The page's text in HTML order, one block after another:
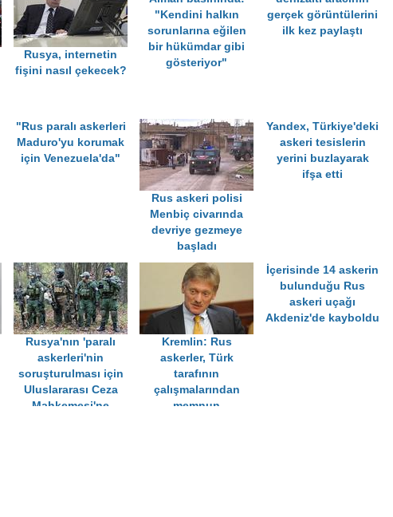
Rusya, internetin
fişini nasıl çekecek?
"Kendini halkın
sorunlarına eğilen
bir hükümdar gibi
gösteriyor"
gerçek görüntülerini
ilk kez paylaştı
"Rus paralı askerleri
Maduro'yu korumak
için Venezuela'da"
Rus askeri polisi
Menbiç civarında
devriye gezmeye
başladı
Yandex, Türkiye'deki
askeri tesislerin
yerini buzlayarak
ifşa etti
Rusya'nın 'paralı
askerleri'nin
soruşturulması için
Uluslararası Ceza
Mahkemesi'ne
Kremlin: Rus
askerler, Türk
tarafının
çalışmalarından
memnun
İçerisinde 14 askerin
bulunduğu Rus
askeri uçağı
Akdeniz'de kayboldu